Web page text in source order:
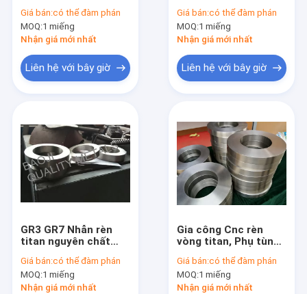
Giá bán:có thể đàm phán
MOQ:1 miếng
Nhận giá mới nhất
Liên hệ với bây giờ
6AL-4V cho ô tô
Giá bán:có thể đàm phán
MOQ:1 miếng
Nhận giá mới nhất
Liên hệ với bây giờ
GR3 GR7 Nhẫn rèn
titan nguyên chất
kính 2mm-3000mm
Giá bán:có thể đàm phán
MOQ:1 miếng
Nhận giá mới nhất
Gia công Cnc rèn
vòng titan, Phụ tùng
cho máy bơm van
Giá bán:có thể đàm phán
MOQ:1 miếng
Nhận giá mới nhất